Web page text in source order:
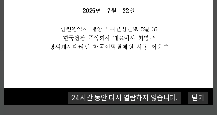
24시간 동안 다시 열람하지 않습니다. 닫기